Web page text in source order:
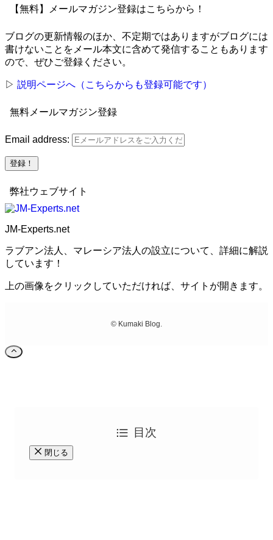
【無料】メールマガジン登録はこちらから！
ブログの更新情報のほか、不定期ではありますがブログには
書けないことをメール本文に含めて発信することもあります
ので、ぜひご登録ください。
▷ 説明ページへ（こちらからも登録可能です）
無料メールマガジン登録
Email address:
弊社ウェブサイト
JM-Experts.net
ラブアン法人、マレーシア法人の設立について、詳細に解説
しています！
上の画像をクリックしていただければ、サイトが開きます。
© Kumaki Blog.
目次
閉じる